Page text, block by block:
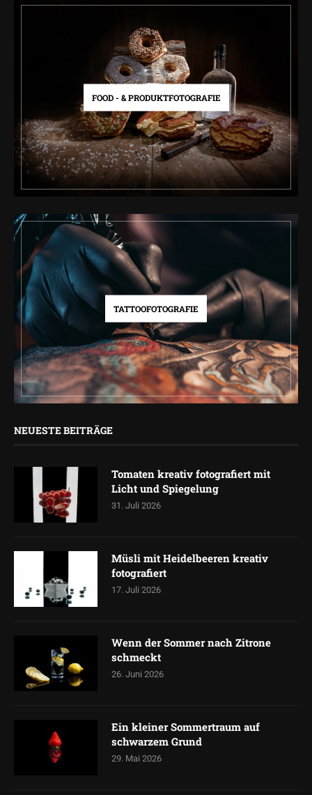
FOOD - & PRODUKTFOTOGRAFIE
TATTOOFOTOGRAFIE
NEUESTE BEITRÄGE
Tomaten kreativ fotografiert mit
Licht und Spiegelung
31. Juli 2026
Müsli mit Heidelbeeren kreativ
fotografiert
17. Juli 2026
Wenn der Sommer nach Zitrone
schmeckt
26. Juni 2026
Ein kleiner Sommertraum auf
schwarzem Grund
29. Mai 2026